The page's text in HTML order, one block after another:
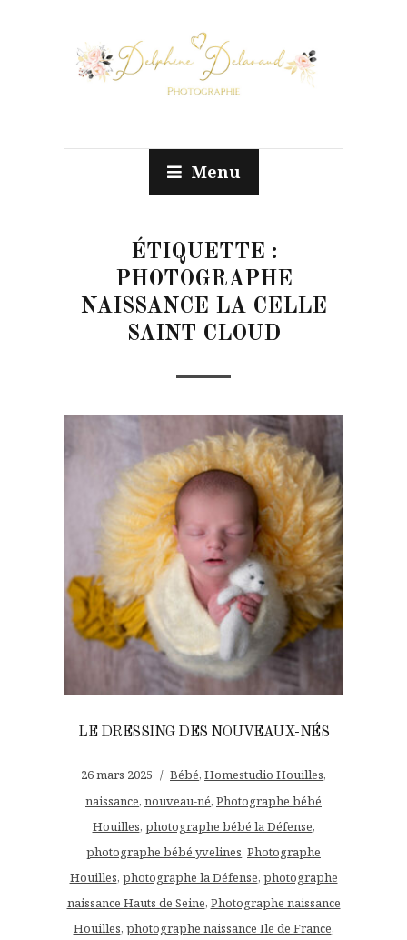
Menu
ÉTIQUETTE :
PHOTOGRAPHE
NAISSANCE LA CELLE
SAINT CLOUD
LE DRESSING DES NOUVEAUX-NÉS
26 mars 2025 Bébé, Homestudio Houilles,
naissance, nouveau-né, Photographe bébé
Houilles, photographe bébé la Défense,
photographe bébé yvelines, Photographe
Houilles, photographe la Défense, photographe
naissance Hauts de Seine, Photographe naissance
Houilles, photographe naissance Ile de France,